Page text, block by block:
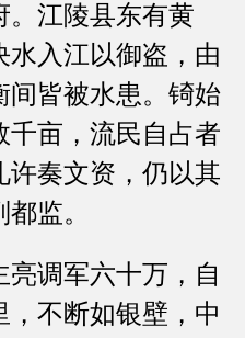
。江陵县东有黄
入江以御盗，由
间皆被水患。锜始
千亩，流民自占者
许奏文资，仍以其
监。
调军六十万，自
不断如银壁，中